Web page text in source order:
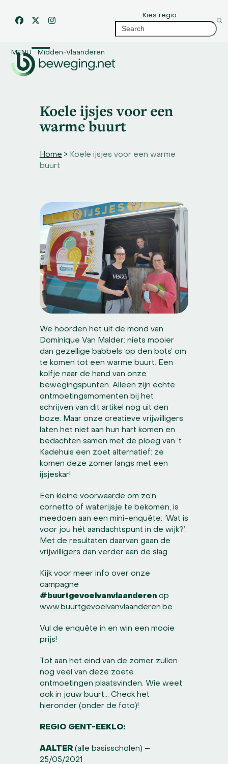
Facebook
TwitterInstagram
Kies regio
Search
Midden-Vlaanderen
MENU
Open
Close
Koele ijsjes voor een
warme buurt
Home > Koele ijsjes voor een warme
buurt
We hoorden het uit de mond van
Dominique Van Malder: niets mooier
dan gezellige babbels ‘op den bots’ om
te komen tot een warme buurt. Een
kolfje naar de hand van onze
bewegingspunten. Alleen zijn echte
ontmoetingsmomenten bij het
schrijven van dit artikel nog uit den
boze. Maar onze creatieve vrijwilligers
laten het niet aan hun hart komen en
bedachten samen met de ploeg van ’t
Kadehuis een zoet alternatief: ze
komen deze zomer langs met een
ijsjeskar!
Een kleine voorwaarde om zo’n
cornetto of waterijsje te bekomen, is
meedoen aan een mini-enquête: ‘Wat is
voor jou hét aandachtspunt in de wijk?’.
Met de resultaten daarvan gaan de
vrijwilligers dan verder aan de slag.
Kijk voor meer info over onze
campagne
#buurtgevoelvanvlaanderenop
www.buurtgevoelvanvlaanderen.be
Vul de enquête in en win een mooie
prijs!
Tot aan het eind van de zomer zullen
nog veel van deze zoete
ontmoetingen plaatsvinden. Wie weet
ook in jouw buurt… Check het
hieronder (onder de foto)!
REGIO GENT-EEKLO:
AALTER(alle basisscholen) –
25/05/2021